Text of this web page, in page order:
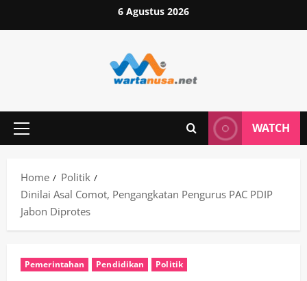
to
6 Agustus 2026
Primary
WATCH
Home
Politik
Dinilai Asal Comot, Pengangkatan Pengurus PAC PDIP
Jabon Diprotes
Pemerintahan Pendidikan Politik